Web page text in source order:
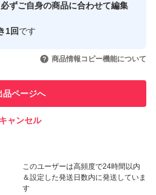
引を完了させた実績があります
での取引実績があります
このユーザーは高頻度で24時間以内
＆設定した発送日数内に発送していま
す
必ずご自身の商品に合わせて編集
1回です
商品情報コピー機能について
品ページへ
キャンセル